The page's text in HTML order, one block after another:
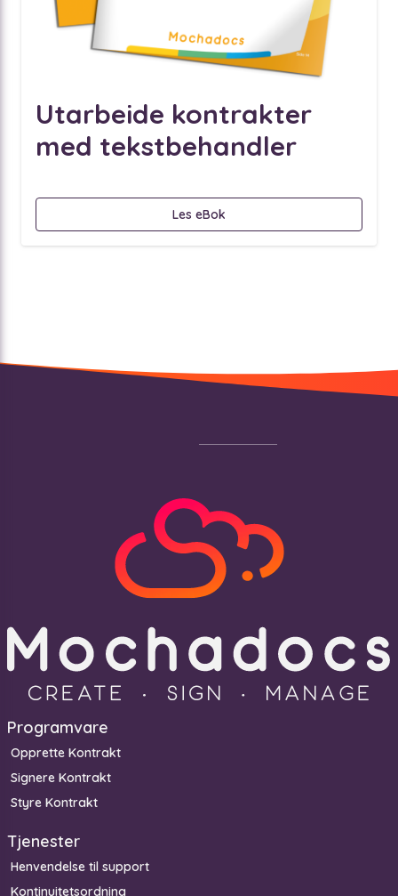
Utarbeide kontrakter
med tekstbehandler
Les eBok
Programvare
Opprette Kontrakt
Signere Kontrakt
Styre Kontrakt
Tjenester
Henvendelse til support
Kontinuitetsordning